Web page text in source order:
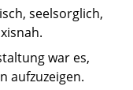
seelsorglich,
war es,
aufzuzeigen.